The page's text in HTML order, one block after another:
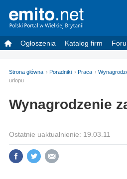
Ogłoszenia Katalog firm
Strona główna Poradniki Praca
urlopu
Wynagrodzenie
Ostatnie uaktualnienie: 19.03.11